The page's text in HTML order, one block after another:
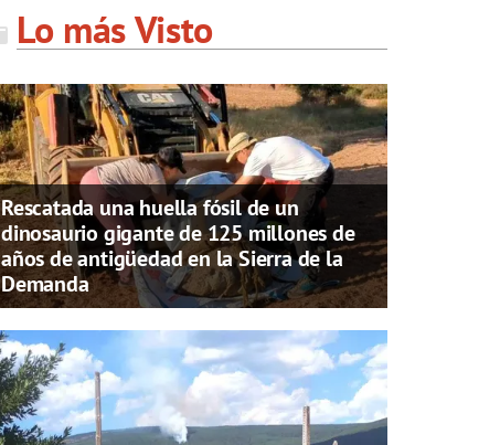
Lo más Visto
Rescatada una huella fósil de un
dinosaurio gigante de 125 millones de
años de antigüedad en la Sierra de la
Demanda